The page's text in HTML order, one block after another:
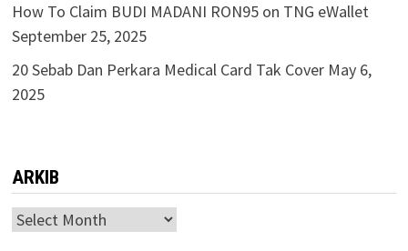
How To Claim BUDI MADANI RON95 on TNG eWallet
September 25, 2025
20 Sebab Dan Perkara Medical Card Tak Cover May 6,
2025
ARKIB
ARKIB